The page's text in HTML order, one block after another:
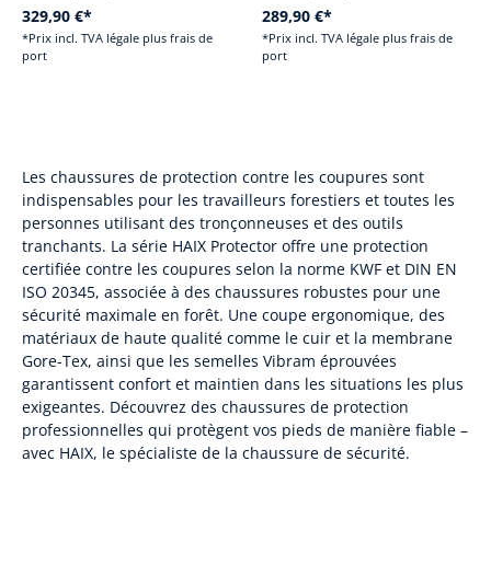
329,90 €*
*Prix incl. TVA légale plus frais de
port
289,90 €*
*Prix incl. TVA légale plus frais de
port
Les chaussures de protection contre les coupures sont
indispensables pour les travailleurs forestiers et toutes les
personnes utilisant des tronçonneuses et des outils
tranchants. La série HAIX Protector offre une protection
certifiée contre les coupures selon la norme KWF et DIN EN
ISO 20345, associée à des chaussures robustes pour une
sécurité maximale en forêt. Une coupe ergonomique, des
matériaux de haute qualité comme le cuir et la membrane
Gore-Tex, ainsi que les semelles Vibram éprouvées
garantissent confort et maintien dans les situations les plus
exigeantes. Découvrez des chaussures de protection
professionnelles qui protègent vos pieds de manière fiable –
avec HAIX, le spécialiste de la chaussure de sécurité.